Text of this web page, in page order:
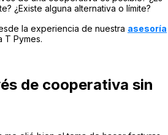
¿Existe alguna alternativa o límite?
la experiencia de nuestra asesoría
T Pymes.
de cooperativa sin